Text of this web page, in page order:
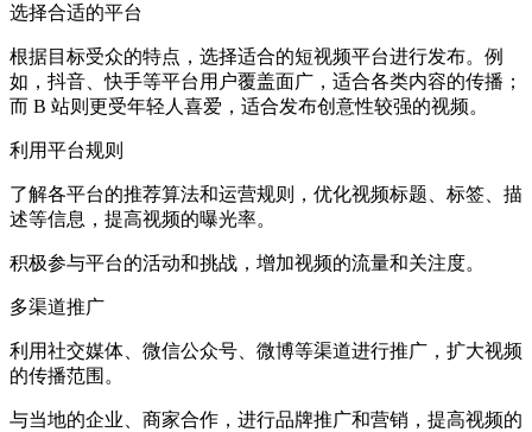
选择合适的平台
根据目标受众的特点，选择适合的短视频平台进行发布。例
如，抖音、快手等平台用户覆盖面广，适合各类内容的传播；
而 B 站则更受年轻人喜爱，适合发布创意性较强的视频。
利用平台规则
了解各平台的推荐算法和运营规则，优化视频标题、标签、描
述等信息，提高视频的曝光率。
积极参与平台的活动和挑战，增加视频的流量和关注度。
多渠道推广
利用社交媒体、微信公众号、微博等渠道进行推广，扩大视频
的传播范围。
与当地的企业、商家合作，进行品牌推广和营销，提高视频的